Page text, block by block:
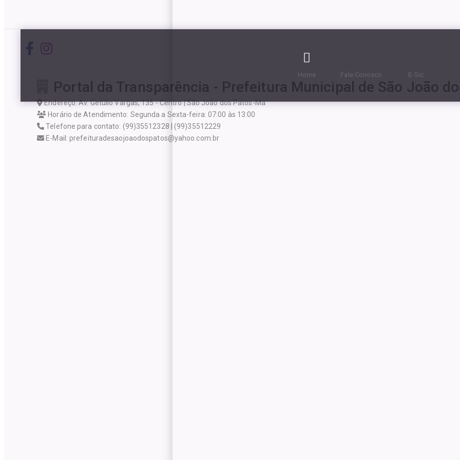
Portal da Transparência - Prefeitura Municipal de São João
Endereço: Av. Getúlio Vargas, 135 - Centro | São João dos Patos-Ma
Horário de Atendimento: Segunda a Sexta-feira: 07:00 às 13:00
Telefone para contato: (99)35512328 | (99)35512229
E-Mail: prefeituradesaojoaodospatos@yahoo.com.br
Home Fale Conosco E-Sic